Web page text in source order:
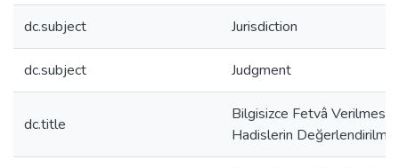
dc.subject Jurisdiction
dc.subject Judgment
dc.title
Bilgisizce Fetvâ Verilmesi
Hadislerin